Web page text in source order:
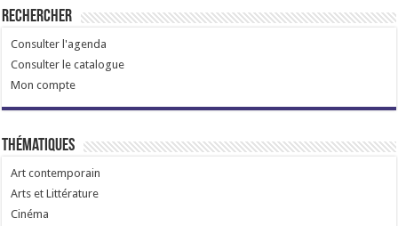
Rechercher
Consulter l'agenda
Consulter le catalogue
Mon compte
Thématiques
Art contemporain
Arts et Littérature
Cinéma